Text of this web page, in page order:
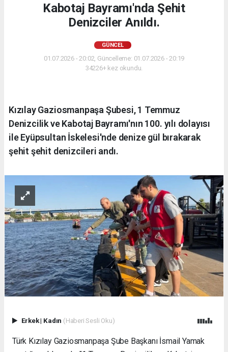
Kabotaj Bayramı'nda Şehit
Denizciler Anıldı.
GÜNCEL
01.07.2026 - 20:02, Güncelleme: 01.07.2026 - 20:19
34226+ kez okundu.
Kızılay Gaziosmanpaşa Şubesi, 1 Temmuz
Denizcilik ve Kabotaj Bayramı'nın 100. yılı dolayısı
ile Eyüpsultan İskelesi'nde denize gül bırakarak
şehit şehit denizcileri andı.
Erkek| Kadın (Haberi Sesli Oku)
Türk Kızılay Gaziosmanpaşa Şube Başkanı İsmail Yamak